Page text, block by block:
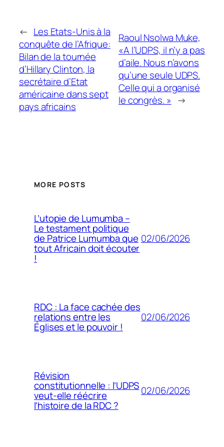
← Les Etats-Unis à la
conquête de l’Afrique:
Bilan de la tournée
d’Hillary Clinton, la
secrétaire d’Etat
américaine dans sept
pays africains
Raoul Nsolwa Muke,
«A l’UDPS, il n’y a pas
d’aile. Nous n’avons
qu’une seule UDPS.
Celle qui a organisé
le congrès. » →
MORE POSTS
L’utopie de Lumumba –
Le testament politique
de Patrice Lumumba que
tout Africain doit écouter
!
02/06/2026
RDC : La face cachée des
relations entre les
Églises et le pouvoir !
02/06/2026
Révision
constitutionnelle : l’UDPS
veut-elle réécrire
l’histoire de la RDC ?
02/06/2026